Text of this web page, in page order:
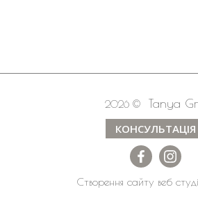
2026 © Tanya
КОНСУЛЬТАЦІЯ
Створення сайту веб